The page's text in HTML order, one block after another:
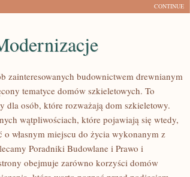
CONTINUE
zainteresowanych budownictwem drewnianym
tematyce domów szkieletowych. To
dla osób, które rozważają dom szkieletowy.
wątpliwościach, które pojawiają się wtedy,
o własnym miejscu do życia wykonanym z
Poradniki Budowlane i Prawo i
obejmuje zarówno korzyści domów